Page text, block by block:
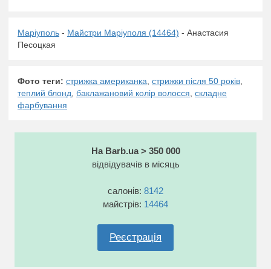
Маріуполь - Майстри Маріуполя (14464) - Анастасия
Песоцкая
Фото теги: стрижка американка, стрижки після 50 років,
теплий блонд, баклажановий колір волосся, складне
фарбування
На Barb.ua > 350 000
відвідувачів в місяць
салонів: 8142
майстрів: 14464
Реєстрація